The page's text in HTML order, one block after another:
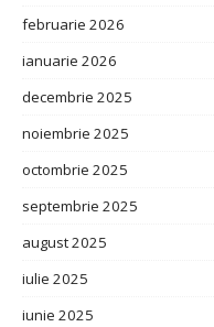
februarie 2026
ianuarie 2026
decembrie 2025
noiembrie 2025
octombrie 2025
septembrie 2025
august 2025
iulie 2025
iunie 2025